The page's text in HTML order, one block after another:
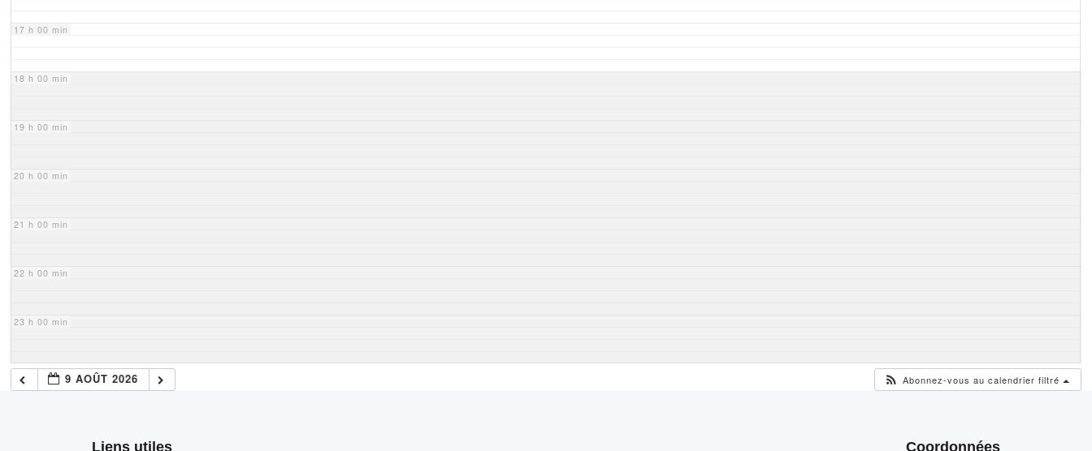
17 h 00 min
18 h 00 min
19 h 00 min
20 h 00 min
21 h 00 min
22 h 00 min
23 h 00 min
9 AOÛT 2026 Abonnez-vous au calendrier filtré
Liens utiles Coordonnées